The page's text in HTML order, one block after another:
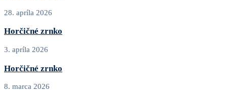
28. apríla 2026
Horčičné zrnko
3. apríla 2026
Horčičné zrnko
8. marca 2026